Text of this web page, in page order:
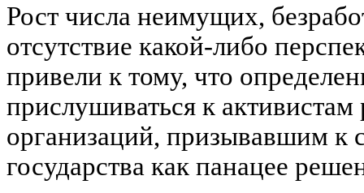
Рост числа неимущих,
отсутствие какой-либо
привели к тому, что
прислушиваться к
организаций, призывавшим к
государства как панацее